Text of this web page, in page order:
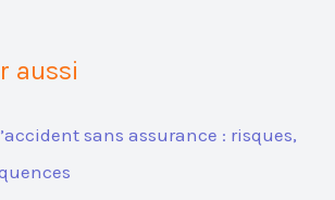
aussi
sans assurance : risques,